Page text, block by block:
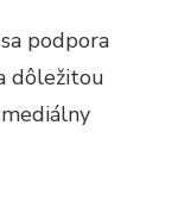
podpora
dôležitou